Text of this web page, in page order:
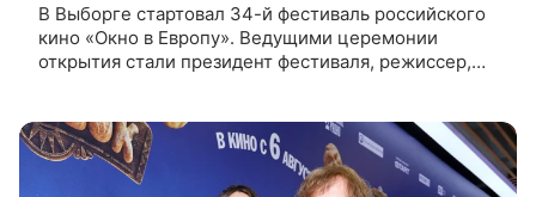
В Выборге стартовал 34-й фестиваль российского
кино «Окно в Европу». Ведущими церемонии
открытия стали президент фестиваля, режиссер,